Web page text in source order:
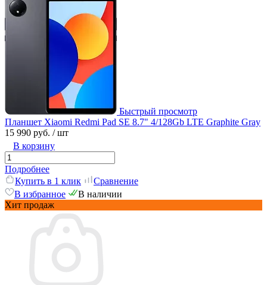
Быстрый просмотр
Планшет Xiaomi Redmi Pad SE 8.7" 4/128Gb LTE Graphite Gray
15 990 руб. / шт
В корзину
Подробнее
Купить в 1 клик
Сравнение
В избранное
В наличии
Хит продаж